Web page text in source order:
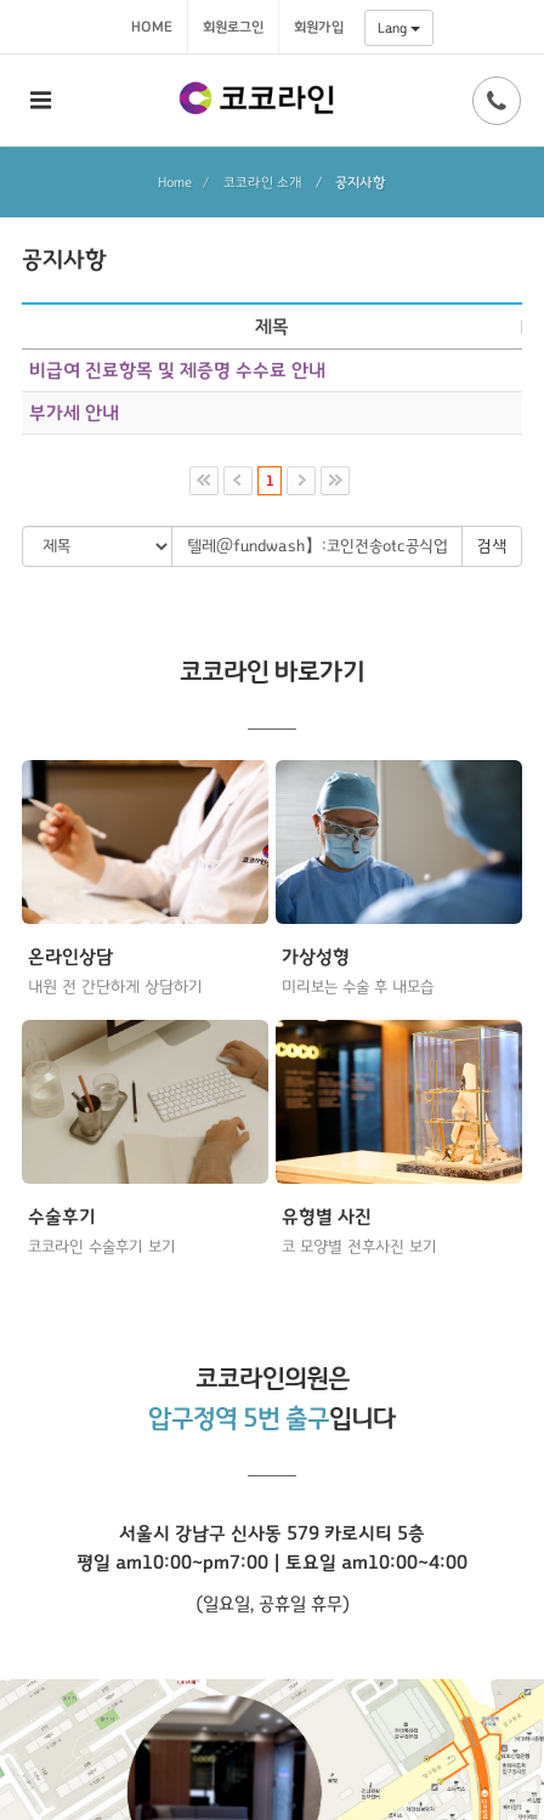
HOME 회원로그인 회원가입 Lang
Home 코코라인 소개 / 공지사항
공지사항
제목
비급여 진료항목 및 제증명 수수료 안내
부가세 안내
1
검색
코코라인 바로가기
온라인상담
내원 전 간단하게 상담하기
가상성형
미리보는 수술 후 내모습
수술후기
코코라인 수술후기 보기
유형별 사진
코 모양별 전후사진 보기
코코라인의원은
압구정역 5번 출구입니다
서울시 강남구 신사동 579 카로시티 5층
평일 am10:00~pm7:00 | 토요일 am10:00~4:00
(일요일, 공휴일 휴무)